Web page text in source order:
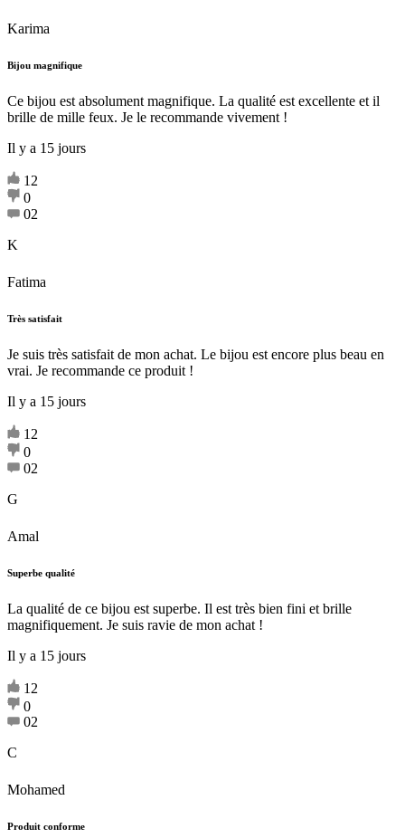
Karima
Bijou magnifique
Ce bijou est absolument magnifique. La qualité est excellente et il
brille de mille feux. Je le recommande vivement !
Il y a 15 jours
12
0
02
K
Fatima
Très satisfait
Je suis très satisfait de mon achat. Le bijou est encore plus beau en
vrai. Je recommande ce produit !
Il y a 15 jours
12
0
02
G
Amal
Superbe qualité
La qualité de ce bijou est superbe. Il est très bien fini et brille
magnifiquement. Je suis ravie de mon achat !
Il y a 15 jours
12
0
02
C
Mohamed
Produit conforme